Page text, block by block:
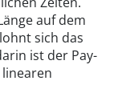
auf dem
sich das
ist der Pay-